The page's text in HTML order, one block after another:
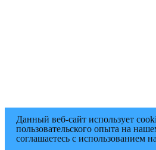
Данный веб-сайт использует
пользовательского опыта на
соглашаетесь с использованием